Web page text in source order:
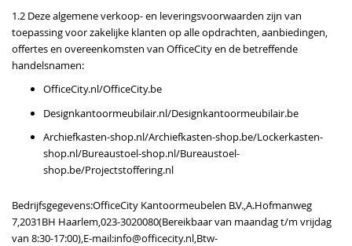
1.2 Deze algemene verkoop- en leveringsvoorwaarden zijn van
toepassing voor zakelijke klanten op alle opdrachten, aanbiedingen,
offertes en overeenkomsten van OfficeCity en de betreffende
handelsnamen:
OfficeCity.nl/OfficeCity.be
Designkantoormeubilair.nl/Designkantoormeubilair.be
Archiefkasten-shop.nl/Archiefkasten-shop.be/Lockerkasten-
shop.nl/Bureaustoel-shop.nl/Bureaustoel-
shop.be/Projectstoffering.nl
Bedrijfsgegevens:OfficeCity Kantoormeubelen B.V.,A.Hofmanweg
7,2031BH Haarlem,023-3020080(Bereikbaar van maandag t/m vrijdag
van 8:30-17:00),E-mail:info@officecity.nl,Btw-